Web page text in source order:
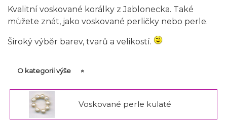
Kvalitní voskované korálky z Jablonecka. Také
můžete znát, jako voskované perličky nebo perle.
Široký výběr barev, tvarů a velikostí.
O kategorii výše
Voskované perle kulaté